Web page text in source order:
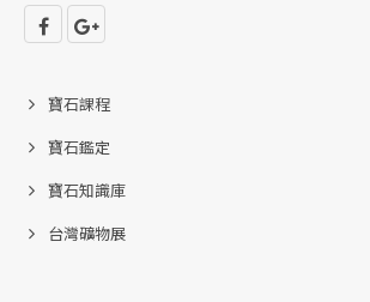
寶石課程
寶石鑑定
寶石知識庫
台灣礦物展